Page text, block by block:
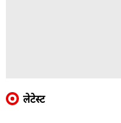
लेटेस्ट